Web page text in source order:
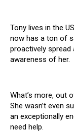
Tony lives in the
now has a ton of
proactively spread
awareness of her.
What’s more, out
She wasn’t even
an exceptionally
need help.